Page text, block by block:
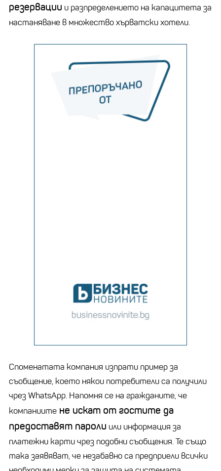
резервации и разпределението на капацитета за
настаняване в множество хърватски хотели.
Споменатата компания изпрати пример за
съобщение, което някои потребители са получили
чрез WhatsApp. Напомня се на гражданите, че
компаниите не искат от гостите да
предоставят пароли или информация за
платежни карти чрез подобни съобщения. Те също
така заявяват, че незабавно са предприели всички